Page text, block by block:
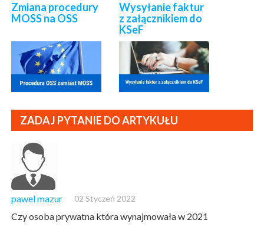
Zmiana procedury
MOSS na OSS
Wysyłanie faktur
z załącznikiem do
KSeF
ZADAJ PYTANIE DO ARTYKUŁU
pawel mazur 02 Styczeń 2022
Czy osoba prywatna która wynajmowała w 2021